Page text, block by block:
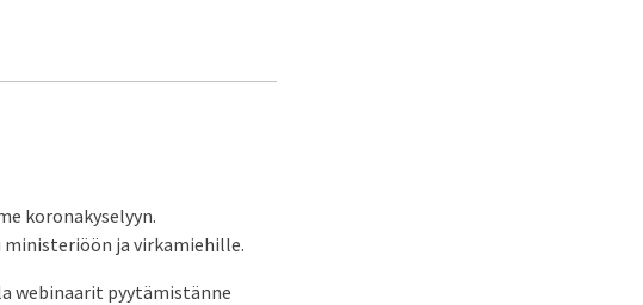
koronakyselyyn.
ja virkamiehille.
webinaarit pyytämistänne